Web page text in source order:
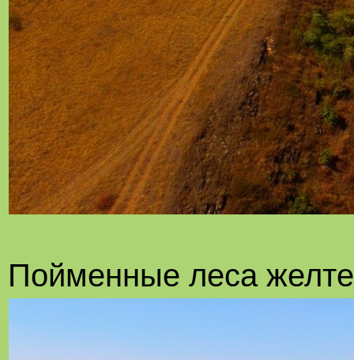
Пойменные леса